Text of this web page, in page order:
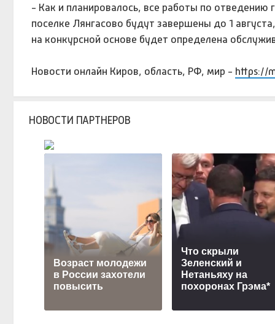
- Как и планировалось, все работы по
поселке Лянгасово будут завершены до 1
на конкурсной основе будет определена
Новости онлайн Киров, область, РФ, мир - https://
НОВОСТИ ПАРТНЕРОВ
Возраст молодежи
в России захотели
повысить
Что скрыли
Зеленский и
Нетаньяху на
похоронах Грэма*